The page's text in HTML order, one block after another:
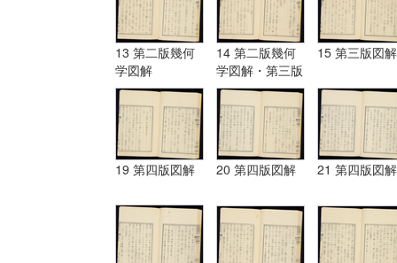
13 第二版幾何
学図解
14 第二版幾何
学図解・第三版
図解
15 第三版図解
19 第四版図解 20 第四版図解 21 第四版図解